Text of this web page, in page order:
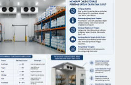
Storage